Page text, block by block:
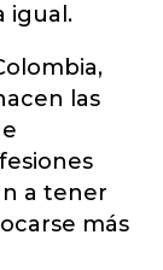
igual.
las
a tener
más